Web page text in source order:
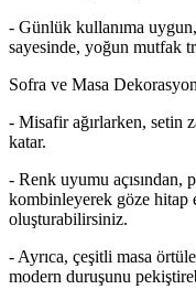
- Günlük kullanıma
sayesinde, yoğun mutfak
Sofra ve Masa
- Misafir ağırlarken, setin
katar.
- Renk uyumu açısından,
kombinleyerek göze hitap
oluşturabilirsiniz.
- Ayrıca, çeşitli masa
modern duruşunu